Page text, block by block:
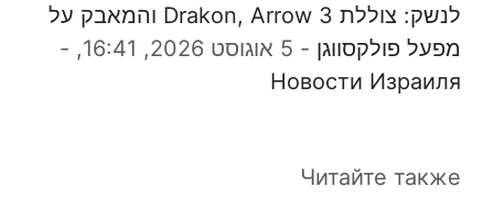
לנשק: צוללת Drakon, Arrow 3 והמאבק על
מפעל פולקסווגן - 5 אוגוסט 2026, 16:41,
-
Новости Израиля
Читайте также